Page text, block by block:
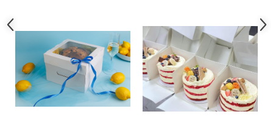
CADOU
SMART-BOX: CUTII INALTE PENTRU
PRAJITURI, CU TAVITA INCLUSA
CUTII INALTE CU FEREASTRA
PENTRU PRAJITURI
CUTII INALTE FARA FEREASTRA